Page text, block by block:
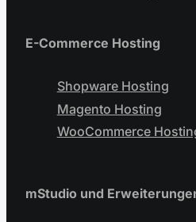
E-Commerce Hosting
Shopware Hosting
Magento Hosting
WooCommerce
mStudio und